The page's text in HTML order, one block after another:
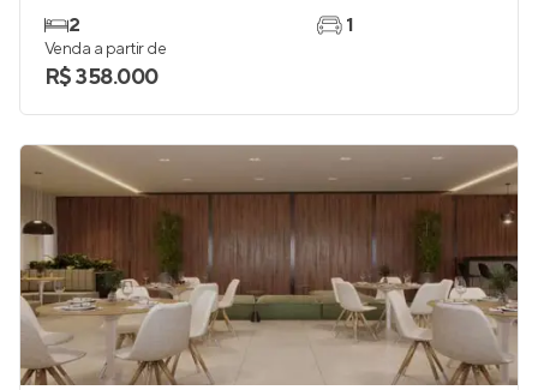
2
1
Venda a partir de
R$ 358.000